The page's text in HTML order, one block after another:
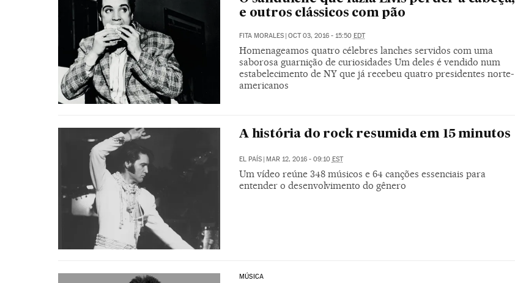
e outros clássicos com pão
FITA MORALES OCT 03, 2016 - 15:50 EDT
Homenageamos quatro célebres lanches servidos com uma
saborosa guarnição de curiosidades Um deles é vendido num
estabelecimento de NY que já recebeu quatro presidentes norte-
americanos
A história do rock resumida em 15 minutos
EL PAÍS | MAR 12, 2016 - 09:10 EST
Um vídeo reúne 348 músicos e 64 canções essenciais para
entender o desenvolvimento do gênero
MÚSICA